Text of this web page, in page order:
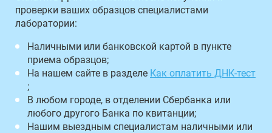
проверки ваших образцов специалистами
лаборатории:
Наличными или банковской картой в пункте
приема образцов;
На нашем сайте в разделе Как оплатить ДНК-тест
;
В любом городе, в отделении Сбербанка или
любого другого Банка по квитанции;
Нашим выездным специалистам наличными или